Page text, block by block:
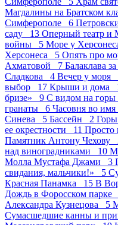
Магдалины на Братском
Симферополе 6
саду 13 Оперный театр и
войны 5 Море у
Херсонеса 5 Опять про
Ахматовой 7 Балаклава
Сладкова 4 Вечер у моря
выбор 17 Крыши и дома
бризе» 9 С видом на
гранаты 6 Часовня во
Синева 5 Бассейн 2
ее окрестности 11
Памятник Антону Чехову
над виноградниками 10
Молла Мустафа Джами 3
свидания, мальчики!» 5
Красная Панамка 15 В
Дождь в Форосском парке
Александра Кузнецова 5
Сумасшедшие канны и